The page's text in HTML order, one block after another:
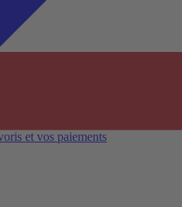
et vos paiements